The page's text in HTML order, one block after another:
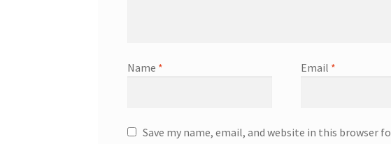
Name * Email *
Save my name, email, and website in this browser